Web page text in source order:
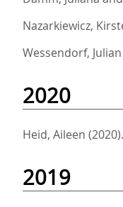
Nazarkiewicz,
Wessendorf, Julian
2020
Heid, Aileen (2020).
2019